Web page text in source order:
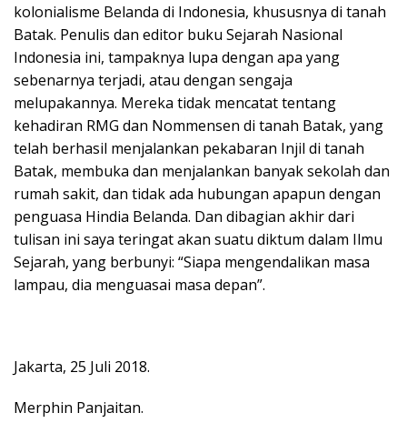
kolonialisme Belanda di Indonesia, khususnya di tanah
Batak. Penulis dan editor buku Sejarah Nasional
Indonesia ini, tampaknya lupa dengan apa yang
sebenarnya terjadi, atau dengan sengaja
melupakannya. Mereka tidak mencatat tentang
kehadiran RMG dan Nommensen di tanah Batak, yang
telah berhasil menjalankan pekabaran Injil di tanah
Batak, membuka dan menjalankan banyak sekolah dan
rumah sakit, dan tidak ada hubungan apapun dengan
penguasa Hindia Belanda. Dan dibagian akhir dari
tulisan ini saya teringat akan suatu diktum dalam Ilmu
Sejarah, yang berbunyi: “Siapa mengendalikan masa
lampau, dia menguasai masa depan”.
Jakarta, 25 Juli 2018.
Merphin Panjaitan.